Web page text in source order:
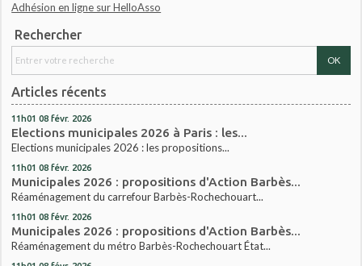
Adhésion en ligne sur HelloAsso
Rechercher
Articles récents
11h01 08 févr. 2026
Elections municipales 2026 à Paris : les...
Elections municipales 2026 : les propositions...
11h01 08 févr. 2026
Municipales 2026 : propositions d'Action Barbès...
Réaménagement du carrefour Barbès-Rochechouart...
11h01 08 févr. 2026
Municipales 2026 : propositions d'Action Barbès...
Réaménagement du métro Barbès-Rochechouart État...